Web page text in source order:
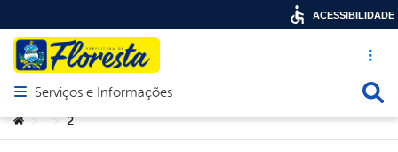
Acesso
Abrir menu principal de navegação
Serviços e Informações
Você está aqui:
> > 2
ACESSIBILIDADE